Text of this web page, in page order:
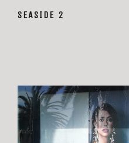
SEASIDE 2